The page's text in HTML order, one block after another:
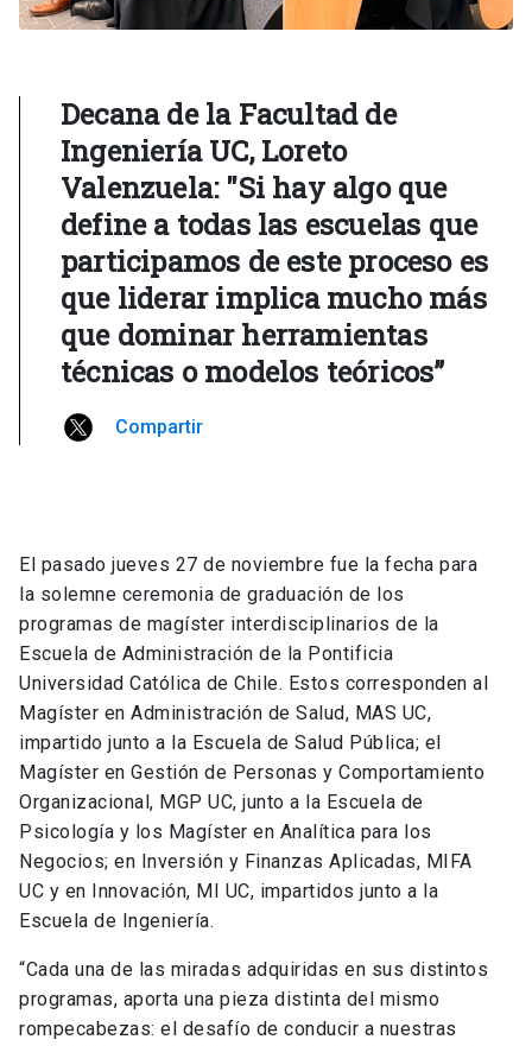
Decana de la Facultad de
Ingeniería UC, Loreto
Valenzuela: "Si hay algo que
define a todas las escuelas que
participamos de este proceso es
que liderar implica mucho más
que dominar herramientas
técnicas o modelos teóricos”
Compartir
El pasado jueves 27 de noviembre fue la fecha para
la solemne ceremonia de graduación de los
programas de magíster interdisciplinarios de la
Escuela de Administración de la Pontificia
Universidad Católica de Chile. Estos corresponden al
Magíster en Administración de Salud, MAS UC,
impartido junto a la Escuela de Salud Pública; el
Magíster en Gestión de Personas y Comportamiento
Organizacional, MGP UC, junto a la Escuela de
Psicología y los Magíster en Analítica para los
Negocios; en Inversión y Finanzas Aplicadas, MIFA
UC y en Innovación, MI UC, impartidos junto a la
Escuela de Ingeniería.
“Cada una de las miradas adquiridas en sus distintos
programas, aporta una pieza distinta del mismo
rompecabezas: el desafío de conducir a nuestras